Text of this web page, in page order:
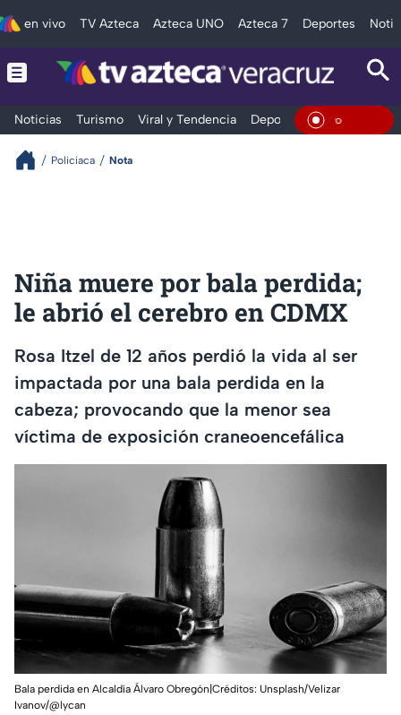
en vivo TV Azteca Azteca UNO Azteca 7 Deportes
Noticias Turismo Viral y Tendencia Deportes Espectáculos
En Vivo
Policiaca Nota
Niña muere por bala perdida;
le abrió el cerebro en CDMX
Rosa Itzel de 12 años perdió la vida al ser
impactada por una bala perdida en la
cabeza; provocando que la menor sea
víctima de exposición craneoencefálica
Bala perdida en Alcaldía Álvaro Obregón|Créditos: Unsplash/Velizar
Ivanov/@lycan